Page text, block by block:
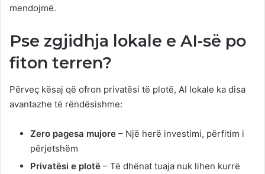
mendojmë.
Pse zgjidhja lokale e AI-së po
fiton terren?
Përveç kësaj që ofron privatësi të plotë, AI lokale ka disa
avantazhe të rëndësishme:
Zero pagesa mujore – Një herë investimi, përfitim i
përjetshëm
Privatësi e plotë – Të dhënat tuaja nuk lihen kurrë